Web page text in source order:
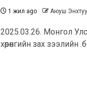
1 жил ago Аюуш
2025.03.26. Монгол
хөрөнгийн зах